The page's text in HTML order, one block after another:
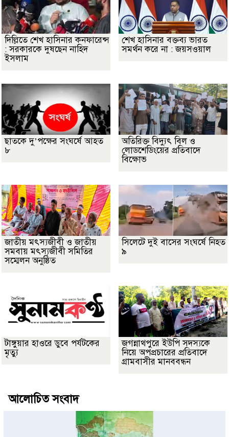
দিল্লিতে শেখ হাসিনার কনফারেন্স
: সরকারকে দুষছেন নাহিদ
ইসলাম
শেখ হাসিনার বক্তব্য ভারত
সমর্থন করে না : জয়সওয়াল
ছাতকে দু’পক্ষের সংঘর্ষে আহত
৮
অতিরিক্ত বিদ্যুৎ বিল ও
লোডশেডিংয়ের প্রতিবাদে
বিক্ষোভ
জাতীয় মৎস্যজীবী ও জাতীয়
সমবায় মৎস্যজীবী সমিতির
সম্মেলন অনুষ্ঠিত
সিলেটে দুই বাসের সংঘর্ষে নিহত
৯
টাঙ্গুয়ার হাওরে ডুবে পর্যটকের
মৃত্যু
জগন্নাথপুরে ইউপি সদস্যকে
নিয়ে অপপ্রচারের প্রতিবাদে
গ্রামবাসীর মানববন্ধন
আলোচিত সংবাদ